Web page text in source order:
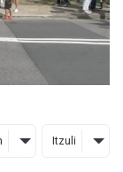
Itzuli